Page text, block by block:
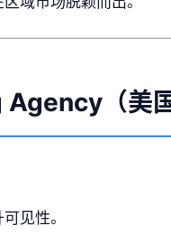
（美国
见性。